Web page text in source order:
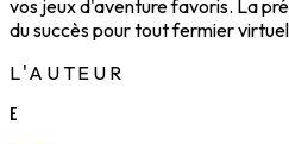
vos jeux d'aventure favoris. La
du succès pour tout fermier
L'AUTEUR
E